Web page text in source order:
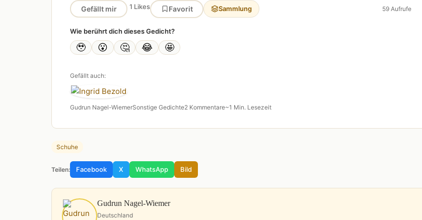
Gefällt mir 1 Likes Favorit Sammlung 59 Aufrufe
Wie berührt dich dieses Gedicht?
🥹 😮 🤔 😂 🤩
Gefällt auch:
Gudrun Nagel-WiemerSonstige Gedichte2 Kommentare~1 Min. Lesezeit
Schuhe
Teilen: Facebook X WhatsApp Bild
Gudrun Nagel-Wiemer
Deutschland